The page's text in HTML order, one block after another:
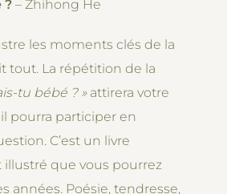
? – Zhihong He
les moments clés de la
tout. La répétition de la
tu bébé ? »attirera votre
pourra participer en
C’est un livre
que vous pourrez
années. Poésie, tendresse,